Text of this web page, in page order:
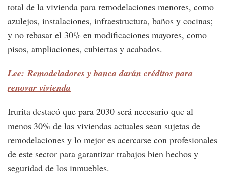
total de la vivienda para remodelaciones menores, como
azulejos, instalaciones, infraestructura, baños y cocinas;
y no rebasar el 30% en modificaciones mayores, como
pisos, ampliaciones, cubiertas y acabados.
Lee: Remodeladores y banca darán créditos para
renovar vivienda
Irurita destacó que para 2030 será necesario que al
menos 30% de las viviendas actuales sean sujetas de
remodelaciones y lo mejor es acercarse con profesionales
de este sector para garantizar trabajos bien hechos y
seguridad de los inmuebles.